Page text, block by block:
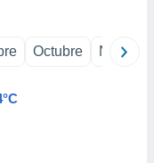
Octubre